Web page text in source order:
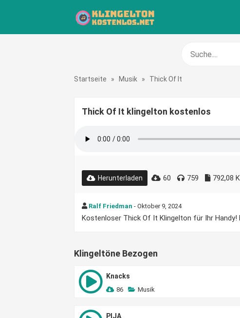
Startseite » Musik » Thick Of It
Thick Of It klingelton kostenlos
Herunterladen 60 759 792,08
Ralf Friedman - Oktober 9, 2024
Kostenloser Thick Of It Klingelton für Ihr Handy!
Klingeltöne Bezogen
Knacks
86 Musik
PIJA